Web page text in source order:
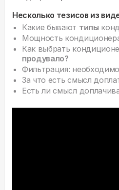
Несколько тезисов из
Какие бывают типы
Мощность
Как выбрать
продувало?
Фильтрация:
За что есть смысл
Есть ли смысл